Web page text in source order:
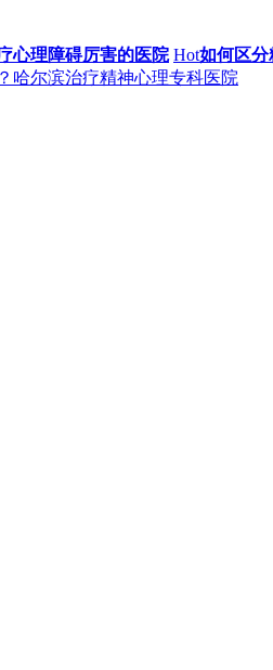
心理障碍厉害的医院 Hot如何区分
哈尔滨治疗精神心理专科医院